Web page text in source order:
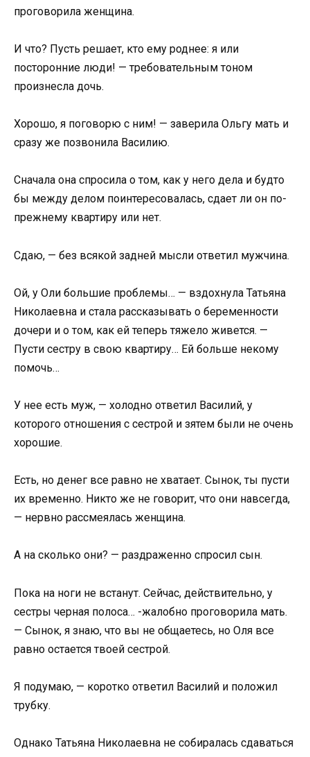
проговорила женщина.
И что? Пусть решает, кто ему роднее: я или
посторонние люди! — требовательным тоном
произнесла дочь.
Хорошо, я поговорю с ним! — заверила Ольгу мать и
сразу же позвонила Василию.
Сначала она спросила о том, как у него дела и будто
бы между делом поинтересовалась, сдает ли он по-
прежнему квартиру или нет.
Сдаю, — без всякой задней мысли ответил мужчина.
Ой, у Оли большие проблемы… — вздохнула Татьяна
Николаевна и стала рассказывать о беременности
дочери и о том, как ей теперь тяжело живется. —
Пусти сестру в свою квартиру… Ей больше некому
помочь…
У нее есть муж, — холодно ответил Василий, у
которого отношения с сестрой и зятем были не очень
хорошие.
Есть, но денег все равно не хватает. Сынок, ты пусти
их временно. Никто же не говорит, что они навсегда,
— нервно рассмеялась женщина.
А на сколько они? — раздраженно спросил сын.
Пока на ноги не встанут. Сейчас, действительно, у
сестры черная полоса… -жалобно проговорила мать.
— Сынок, я знаю, что вы не общаетесь, но Оля все
равно остается твоей сестрой.
Я подумаю, — коротко ответил Василий и положил
трубку.
Однако Татьяна Николаевна не собиралась сдаваться